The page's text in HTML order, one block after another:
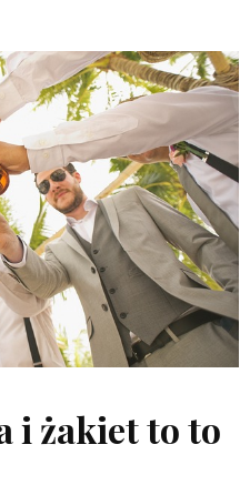
i żakiet to to